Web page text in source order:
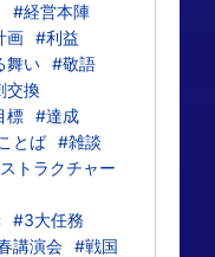
#経営本陣
画 #利益
舞い #敬語
交換
標 #達成
とば #雑談
トラクチャー
#3大任務
講演会 #戦国